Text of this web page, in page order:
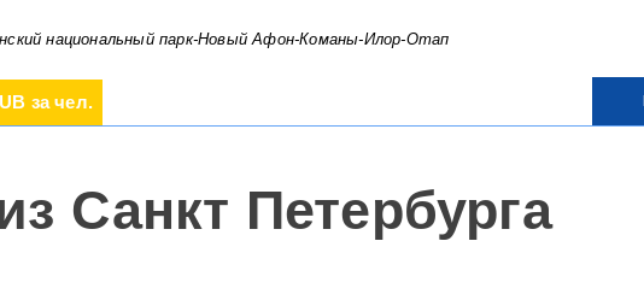
национальный парк-Новый Афон-Команы-Илор-Отап
за чел.
Санкт Петербурга